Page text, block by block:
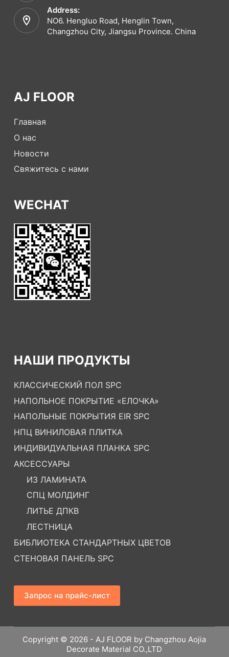
Address:
NO6. Hengluo Road, Henglin Town,
Changzhou City, Jiangsu Province. China
AJ FLOOR
Главная
О нас
Новости
Свяжитесь с нами
WECHAT
НАШИ ПРОДУКТЫ
КЛАССИЧЕСКИЙ ПОЛ SPC
НАПОЛЬНОЕ ПОКРЫТИЕ «ЕЛОЧКА»
НАПОЛЬНЫЕ ПОКРЫТИЯ EIR SPC
НПЦ ВИНИЛОВАЯ ПЛИТКА
ИНДИВИДУАЛЬНАЯ ПЛАНКА SPC
АКСЕССУАРЫ
ИЗ ЛАМИНАТА
СПЦ МОЛДИНГ
ЛИТЬЕ ДПКВ
ЛЕСТНИЦА
БИБЛИОТЕКА СТАНДАРТНЫХ ЦВЕТОВ
СТЕНОВАЯ ПАНЕЛЬ SPC
Запрос на прайс-лист
Copyright © 2026 - AJ FLOOR by Changzhou Aojia
Decorate Material CO.,LTD